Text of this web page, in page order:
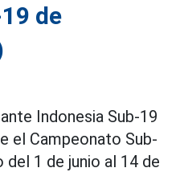
de
ante Indonesia Sub-19
el Campeonato Sub-
1 de junio al 14 de